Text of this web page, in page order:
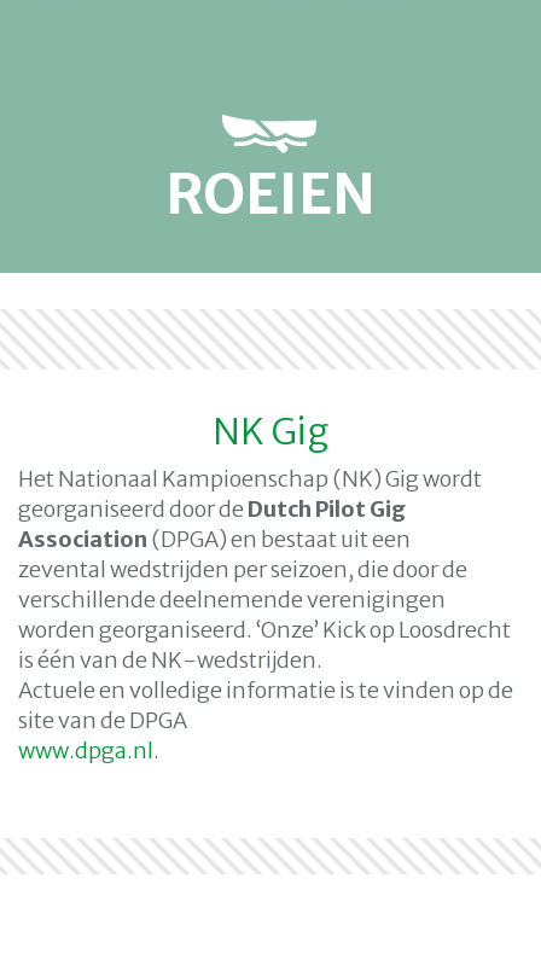
ROEIEN
NK Gig
Het Nationaal Kampioenschap (NK) Gig wordt
georganiseerd door de Dutch Pilot Gig
Association (DPGA) en bestaat uit een
zevental wedstrijden per seizoen, die door de
verschillende deelnemende verenigingen
worden georganiseerd. ‘Onze’ Kick op Loosdrecht
is één van de NK-wedstrijden.
Actuele en volledige informatie is te vinden op de
site van de DPGA
www.dpga.nl.